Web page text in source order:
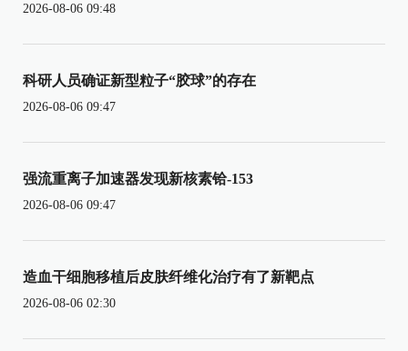
2026-08-06 09:48
科研人员确证新型粒子“胶球”的存在
2026-08-06 09:47
强流重离子加速器发现新核素铪-153
2026-08-06 09:47
造血干细胞移植后皮肤纤维化治疗有了新靶点
2026-08-06 02:30